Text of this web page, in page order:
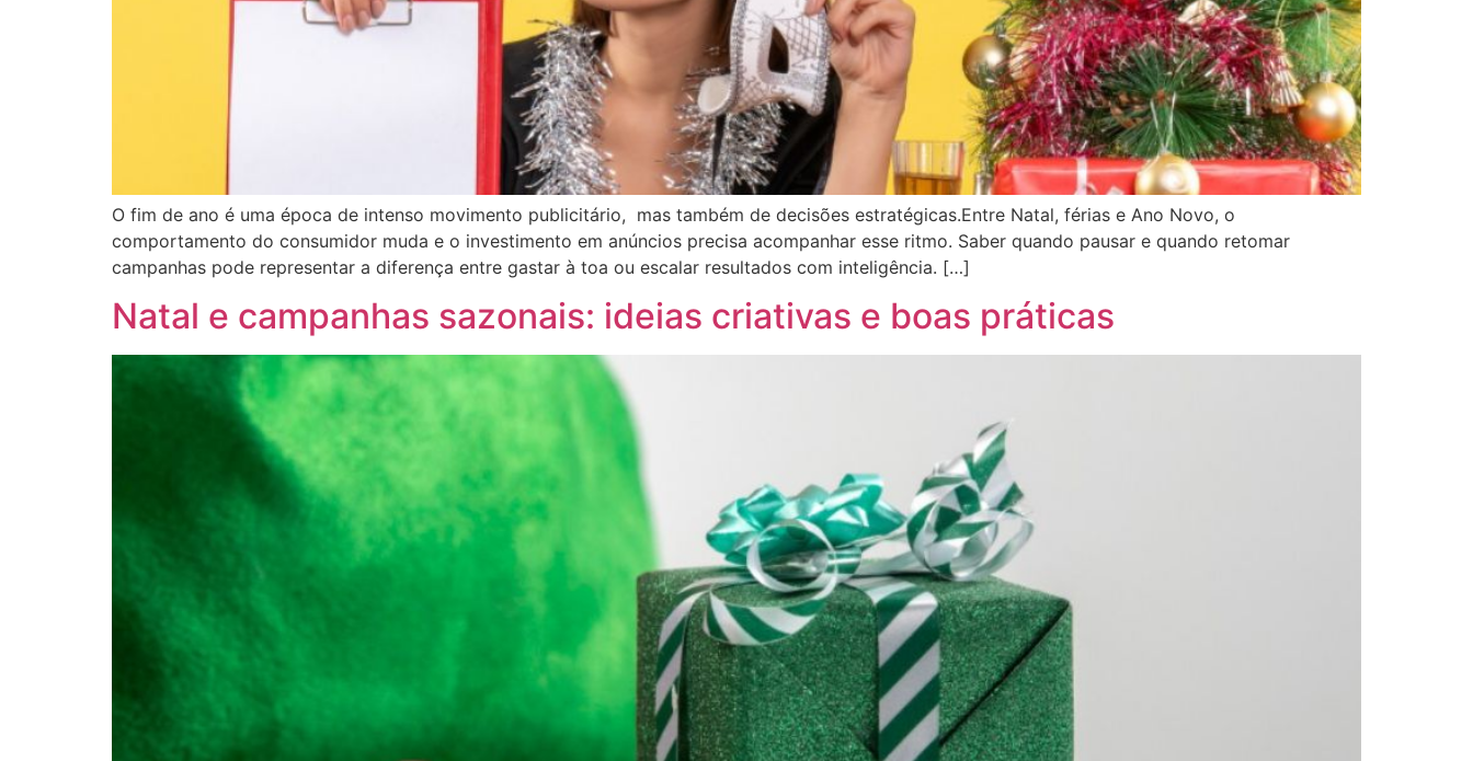
O fim de ano é uma época de intenso movimento publicitário, mas também de decisões estratégicas.Entre Natal, férias e Ano Novo, o
comportamento do consumidor muda e o investimento em anúncios precisa acompanhar esse ritmo. Saber quando pausar e quando retomar
campanhas pode representar a diferença entre gastar à toa ou escalar resultados com inteligência. […]
Natal e campanhas sazonais: ideias criativas e boas práticas